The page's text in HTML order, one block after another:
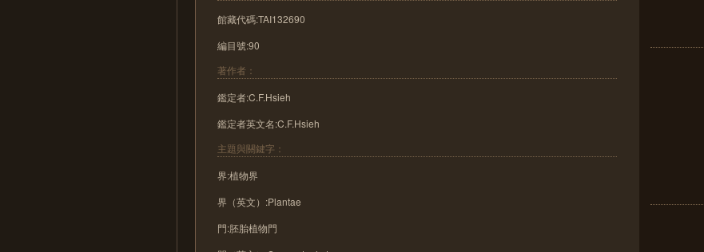
館藏代碼:TAI132690
編目號:90
著作者：
鑑定者:C.F.Hsieh
鑑定者英文名:C.F.Hsieh
主題與關鍵字：
界:植物界
界（英文）:Plantae
門:胚胎植物門